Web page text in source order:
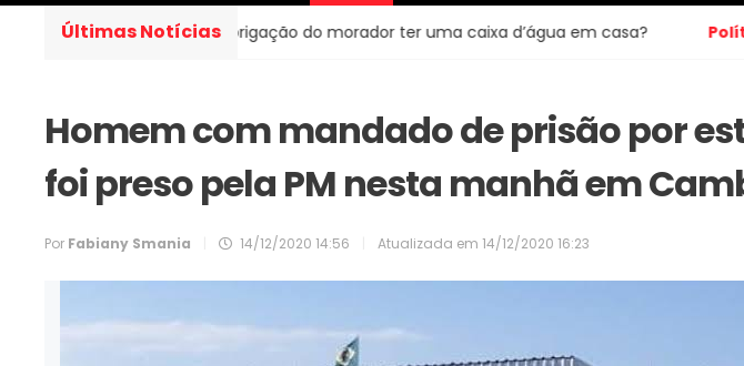
Últimas Notícias
do Brasil, é obrigação do morador ter uma caixa d’água em casa? Política -
Homem com mandado de prisão por
foi preso pela PM nesta manhã em
Por Fabiany Smania 14/12/2020 14:56 Atualizada em 14/12/2020 16:23